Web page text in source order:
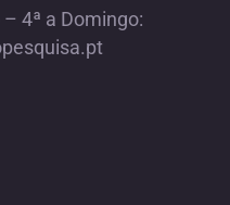
4ª a Domingo: